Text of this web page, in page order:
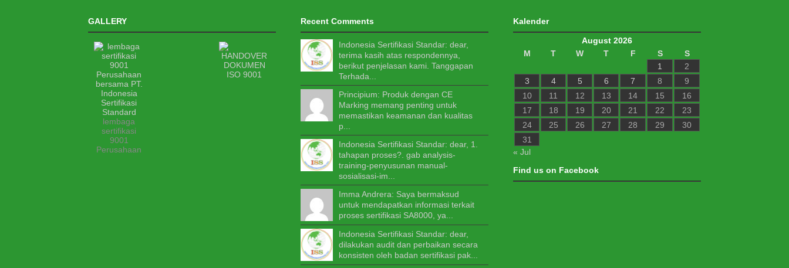
GALLERY
lembaga
sertifikasi
9001
Perusahaan
Recent Comments
Indonesia Sertifikasi Standar: dear,
terima kasih atas respondennya,
berikut penjelasan kami. Tanggapan
Terhada...
Principium: Produk dengan CE
Marking memang penting untuk
memastikan keamanan dan kualitas
p...
Indonesia Sertifikasi Standar: dear, 1.
tahapan proses?. gab analysis-
training-penyusunan manual-
sosialisasi-im...
Imma Andrera: Saya bermaksud
untuk mendapatkan informasi terkait
proses sertifikasi SA8000, ya...
Indonesia Sertifikasi Standar: dear,
dilakukan audit dan perbaikan secara
konsisten oleh badan sertifikasi pak...
Kalender
August 2026
M
T W T F S
S
1
2
3
4 5 6 7 8
9
10
11 12 13 14 15
16
17
18 19 20 21 22
23
24
25 26 27 28 29
30
31
« Jul
Find us on Facebook